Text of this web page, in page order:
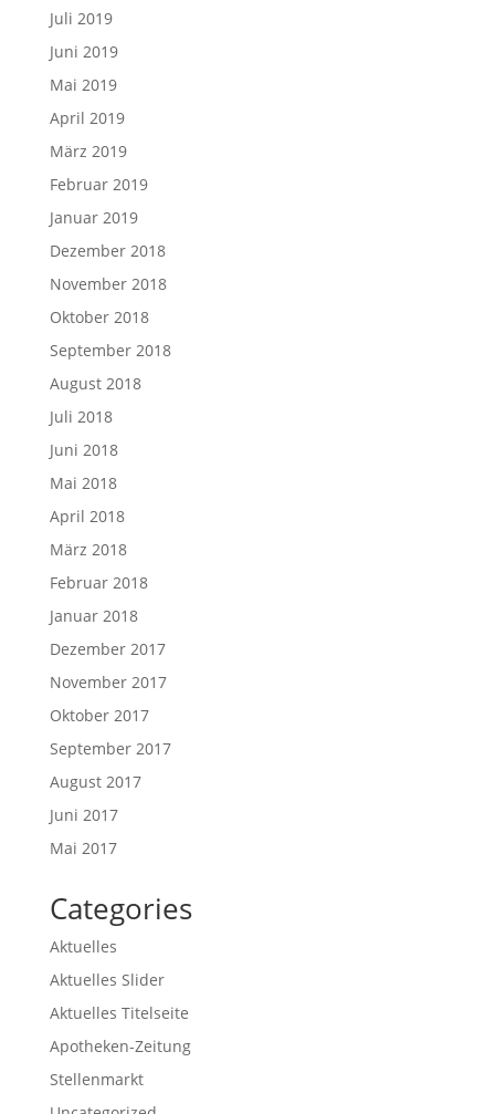
Juli 2019
Juni 2019
Mai 2019
April 2019
März 2019
Februar 2019
Januar 2019
Dezember 2018
November 2018
Oktober 2018
September 2018
August 2018
Juli 2018
Juni 2018
Mai 2018
April 2018
März 2018
Februar 2018
Januar 2018
Dezember 2017
November 2017
Oktober 2017
September 2017
August 2017
Juni 2017
Mai 2017
Categories
Aktuelles
Aktuelles Slider
Aktuelles Titelseite
Apotheken-Zeitung
Stellenmarkt